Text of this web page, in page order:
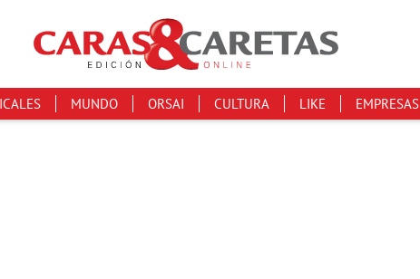
MUNDO ORSAI CULTURA LIKE EMPRESAS